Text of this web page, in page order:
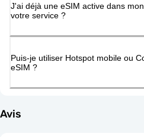
J'ai déjà une eSIM active dans
votre service ?
Puis-je utiliser Hotspot mobile ou
eSIM ?
Avis